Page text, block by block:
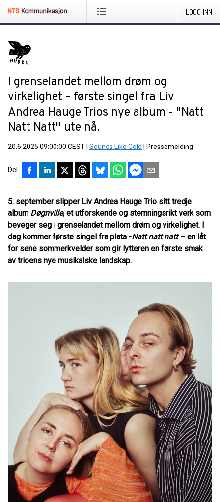
LOGG INN
I grenselandet mellom drøm og
virkelighet – første singel fra Liv
Andrea Hauge Trios nye album - "Natt
Natt Natt" ute nå.
20.6.2025 09:00:00 CEST Sounds Like Gold Pressemelding
Del
5. september slipper Liv Andrea Hauge Trio sitt tredje
album Døgnville, et utforskende og stemningsrikt verk som
beveger seg i grenselandet mellom drøm og virkelighet. I
dag kommer første singel fra plata -Natt natt natt –en låt
for sene sommerkvelder som gir lytteren en første smak
av trioens nye musikalske landskap.